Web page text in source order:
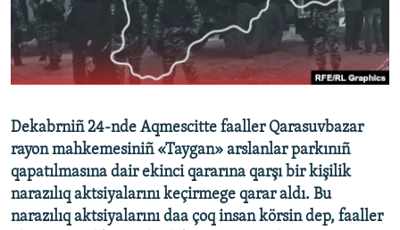
Українською
QOŞULIÑIZ!
RFE/RS bütün saytları
Dekabrniñ 24-nde Aqmescitte faaller Qarasuvbazar
rayon mahkemesiniñ «Taygan» arslanlar parkınıñ
qapatılmasına dair ekinci qararına qarşı bir kişilik
narazılıq aktsiyalarını keçirmege qarar aldı. Bu
narazılıq aktsiyalarını daa çoq insan körsin dep, faaller